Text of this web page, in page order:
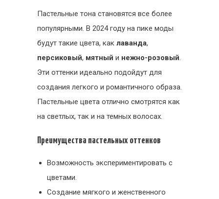
Пастельные тона становятся все более
популярными. В 2024 году на пике моды
будут такие цвета, как лаванда,
персиковый, мятный и нежно-розовый.
Эти оттенки идеально подойдут для
создания легкого и романтичного образа.
Пастельные цвета отлично смотрятся как
на светлых, так и на темных волосах.
Преимущества пастельных оттенков
Возможность экспериментировать с
цветами.
Создание мягкого и женственного